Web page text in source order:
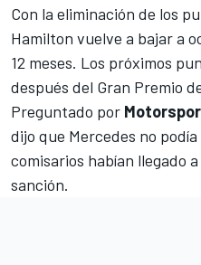
Con la eliminación de los
Hamilton vuelve a bajar a
12 meses. Los próximos
después del Gran Premio
Preguntado por
dijo que Mercedes no
comisarios habían llegado
sanción.